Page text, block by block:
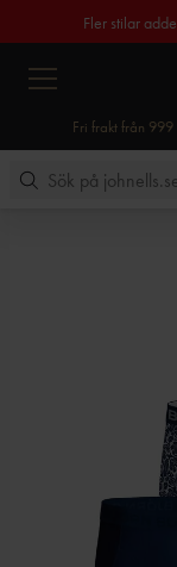
Fler stilar
Fri frakt från 999